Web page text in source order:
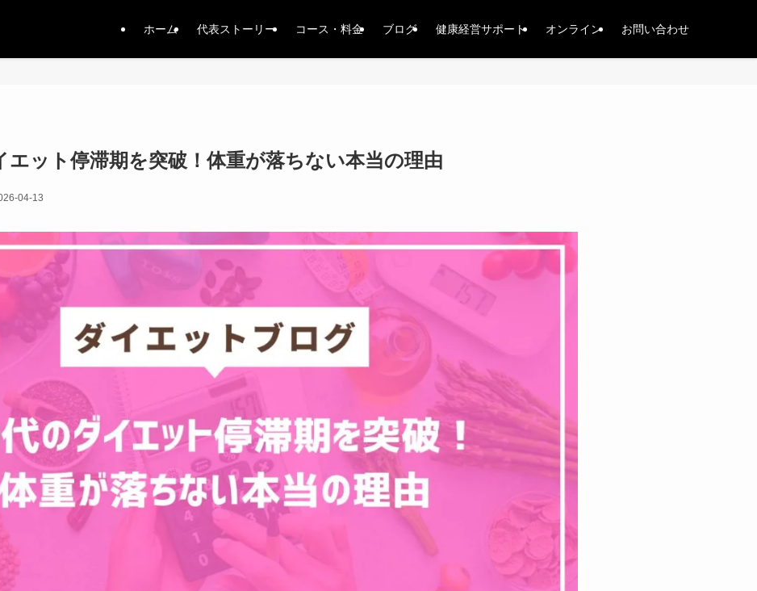
ホーム 代表ストーリー コース・料金 ブログ 健康経営サポート オンライン お問い合わせ
エット停滞期を突破！体重が落ちない本当の理由
04-13